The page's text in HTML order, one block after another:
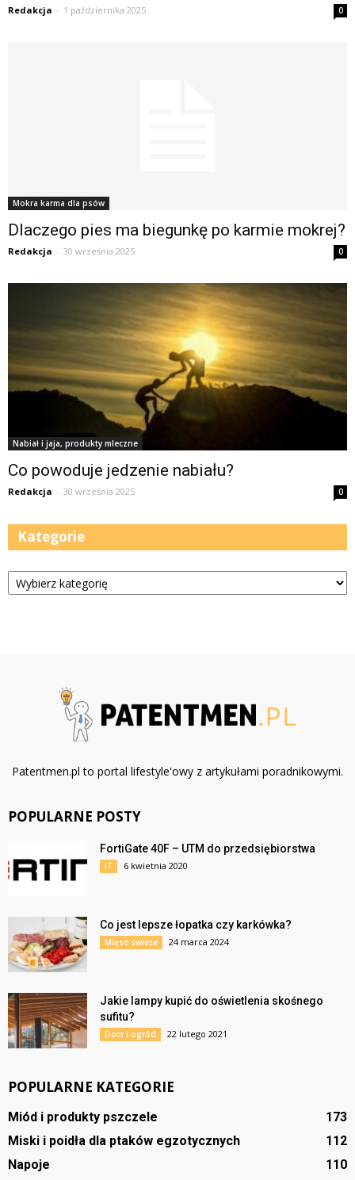
Redakcja - 1 października 2025 0
Mokra karma dla psów
Dlaczego pies ma biegunkę po karmie mokrej?
Redakcja - 30 września 2025 0
Nabiał i jaja, produkty mleczne
Co powoduje jedzenie nabiału?
Redakcja - 30 września 2025 0
Kategorie
Kategorie
Patentmen.pl to portal lifestyle'owy z artykułami poradnikowymi.
POPULARNE POSTY
FortiGate 40F – UTM do przedsiębiorstwa
IT 6 kwietnia 2020
Co jest lepsze łopatka czy karkówka?
Mięso świeże 24 marca 2024
Jakie lampy kupić do oświetlenia skośnego
sufitu?
Dom i ogród 22 lutego 2021
POPULARNE KATEGORIE
Miód i produkty pszczele
173
Miski i poidła dla ptaków egzotycznych
112
Napoje
110